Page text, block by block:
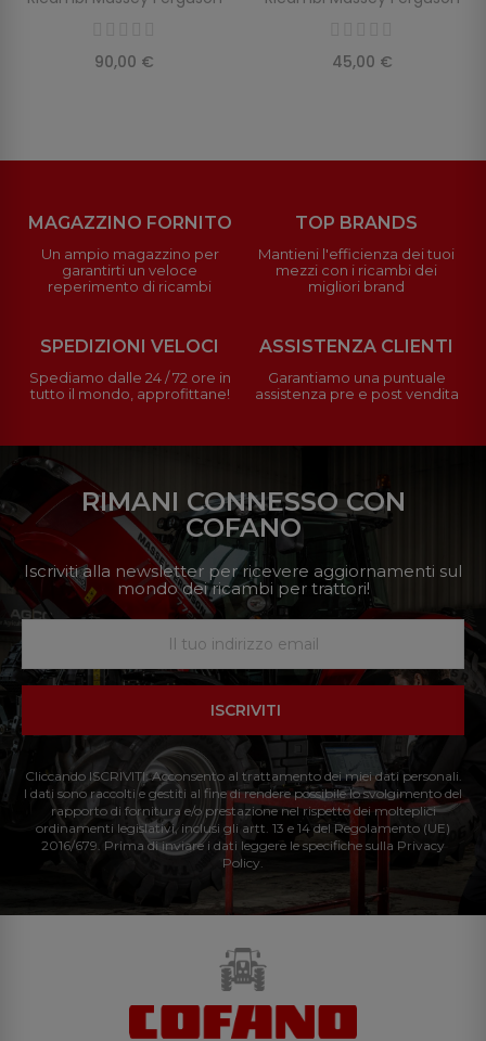
90,00 € 45,00 €
MAGAZZINO FORNITO
Un ampio magazzino per
garantirti un veloce
reperimento di ricambi
TOP BRANDS
Mantieni l'efficienza dei tuoi
mezzi con i ricambi dei
migliori brand
SPEDIZIONI VELOCI
Spediamo dalle 24 / 72 ore in
tutto il mondo, approfittane!
ASSISTENZA CLIENTI
Garantiamo una puntuale
assistenza pre e post vendita
RIMANI CONNESSO CON
COFANO
Iscriviti alla newsletter per ricevere aggiornamenti sul
mondo dei ricambi per trattori!
ISCRIVITI
Cliccando ISCRIVITI: Acconsento al trattamento dei miei dati personali.
I dati sono raccolti e gestiti al fine di rendere possibile lo svolgimento del
rapporto di fornitura e/o prestazione nel rispetto dei molteplici
ordinamenti legislativi, inclusi gli artt. 13 e 14 del Regolamento (UE)
2016/679. Prima di inviare i dati leggere le specifiche sulla Privacy
Policy.